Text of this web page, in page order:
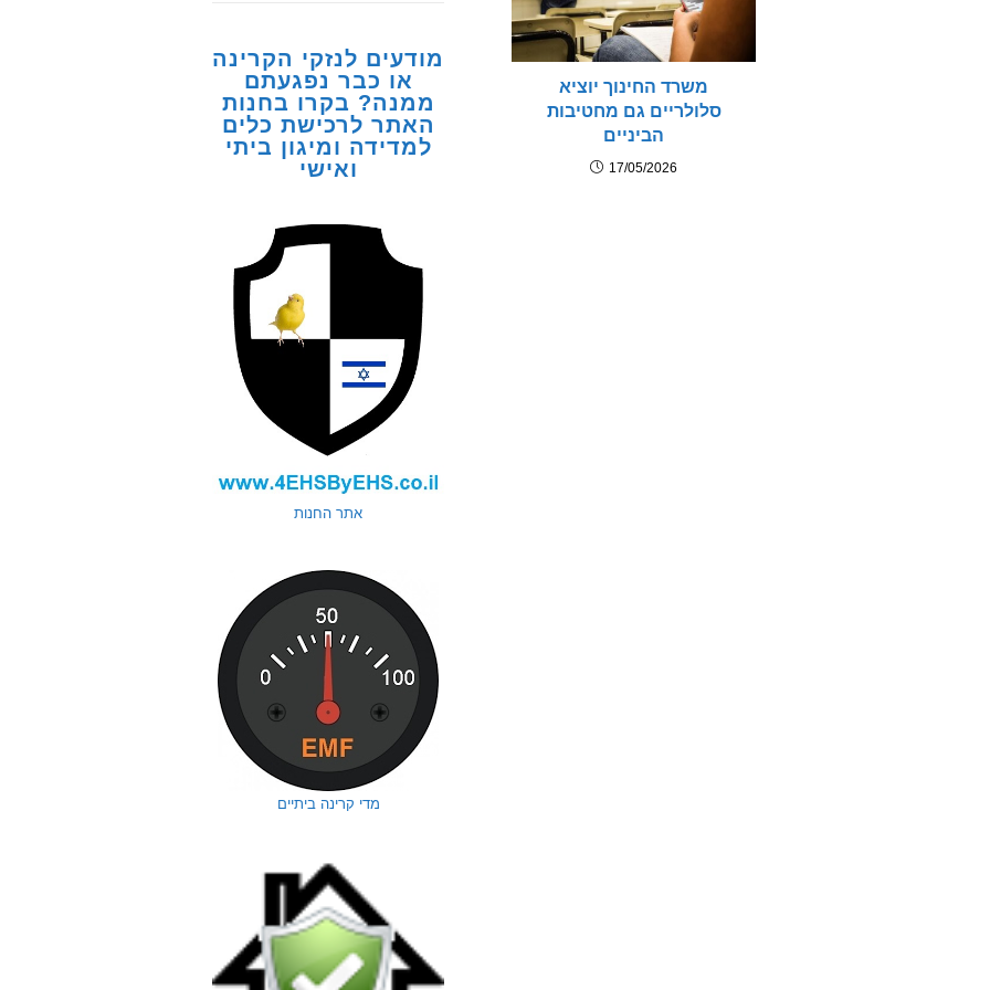
משרד החינוך יוציא
סלולריים גם מחטיבות
הביניים
17/05/2026
מודעים לנזקי הקרינה
או כבר נפגעתם
ממנה? בקרו בחנות
האתר לרכישת כלים
למדידה ומיגון ביתי
ואישי
אתר החנות
מדי קרינה ביתיים